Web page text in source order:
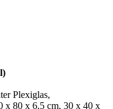
Plexiglas,
x 80 x 6,5 cm, 30 x 40 x